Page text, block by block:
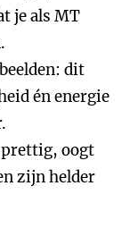
je als MT
dit
én energie
oogt
zijn helder